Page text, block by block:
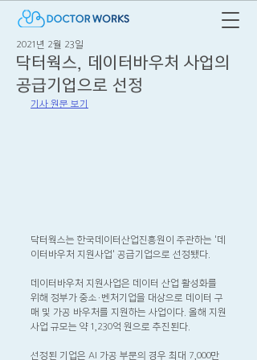
닥터웍스, 데이터바우처 사업의
공급기업으로 선정
2021년 2월 23일
기사 원문 보기
닥터웍스는 한국데이터산업진흥원이 주관하는 '데
이터바우처 지원사업' 공급기업으로 선정됐다.
데이터바우처 지원사업은 데이터 산업 활성화를
위해 정부가 중소·벤처기업을 대상으로 데이터 구
매 및 가공 바우처를 지원하는 사업이다. 올해 지원
사업 규모는 약 1,230억 원으로 추진된다.
선정된 기업은 AI 가공 부문의 경우 최대 7,000만